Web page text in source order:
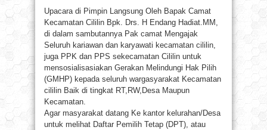
Upacara di Pimpin Langsung Oleh Bapak Camat
Kecamatan Cililin Bpk. Drs. H Endang Hadiat.MM,
di dalam sambutannya Pak camat Mengajak
Seluruh kariawan dan karyawati kecamatan cililin,
juga PPK dan PPS sekecamatan Cililin untuk
mensosialisasiakan Gerakan Melindungi Hak Pilih
(GMHP) kepada seluruh wargasyarakat Kecamatan
cililin Baik di tingkat RT,RW,Desa Maupun
Kecamatan.
Agar masyarakat datang Ke kantor kelurahan/Desa
untuk melihat Daftar Pemilih Tetap (DPT), atau